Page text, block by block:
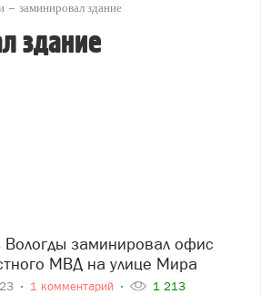
заминировал здание
здание
МВД на улице Мира
1 комментарий
1 213